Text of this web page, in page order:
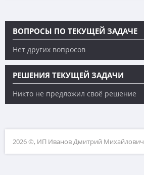
ВОПРОСЫ ПО ТЕКУЩЕЙ ЗАДАЧЕ
Нет других вопросов
РЕШЕНИЯ ТЕКУЩЕЙ ЗАДАЧИ
Никто не предложил своё решение
2026 ©, ИП Иванов Дмитрий Михайлович